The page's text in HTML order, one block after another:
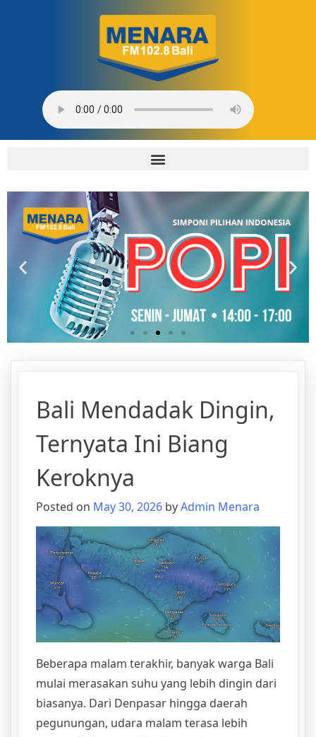
Bali Mendadak Dingin,
Ternyata Ini Biang
Keroknya
Posted on May 30, 2026 byAdmin Menara
Beberapa malam terakhir, banyak warga Bali
mulai merasakan suhu yang lebih dingin dari
biasanya. Dari Denpasar hingga daerah
pegunungan, udara malam terasa lebih